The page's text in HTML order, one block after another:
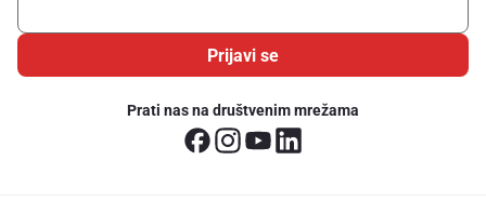
Prijavi se
Prati nas na društvenim mrežama